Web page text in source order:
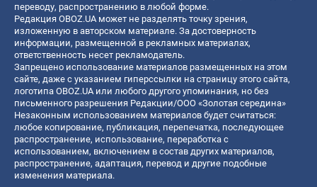
переводу, распространению в любой форме.
Редакция OBOZ.UA может не разделять точку зрения,
изложенную в авторском материале. За достоверность
информации, размещенной в рекламных материалах,
ответственность несет рекламодатель.
Запрещено использование материалов размещенных на этом
сайте, даже с указанием гиперссылки на страницу этого сайта,
логотипа OBOZ.UA или любого другого упоминания, но без
письменного разрешения Редакции/ООО «Золотая середина»
Незаконным использованием материалов будет считаться:
любое копирование, публикация, перепечатка, последующее
распространение, использование, переработка с
использованием, включением в состав других материалов,
распространение, адаптация, перевод и другие подобные
изменения материала.